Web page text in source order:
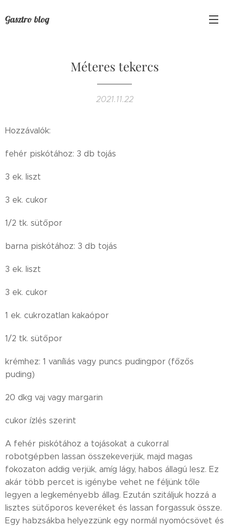
Gasztro blog
Méteres tekercs
2021.11.22
Hozzávalók:
fehér piskótához: 3 db tojás
3 ek. liszt
3 ek. cukor
1/2 tk. sütőpor
barna piskótához: 3 db tojás
3 ek. liszt
3 ek. cukor
1 ek. cukrozatlan kakaópor
1/2 tk. sütőpor
krémhez: 1 vaníliás vagy puncs pudingpor (főzős
puding)
20 dkg vaj vagy margarin
cukor ízlés szerint
A fehér piskótához a tojásokat a cukorral
robotgépben lassan összekeverjük, majd magas
fokozaton addig verjük, amíg lágy, habos állagú lesz. Ez
akár több percet is igénybe vehet ne féljünk tőle
legyen a legkeményebb állag. Ezután szitáljuk hozzá a
lisztes sütőporos keveréket és lassan forgassuk össze.
Egy habzsákba helyezzünk egy normál nyomócsövet és